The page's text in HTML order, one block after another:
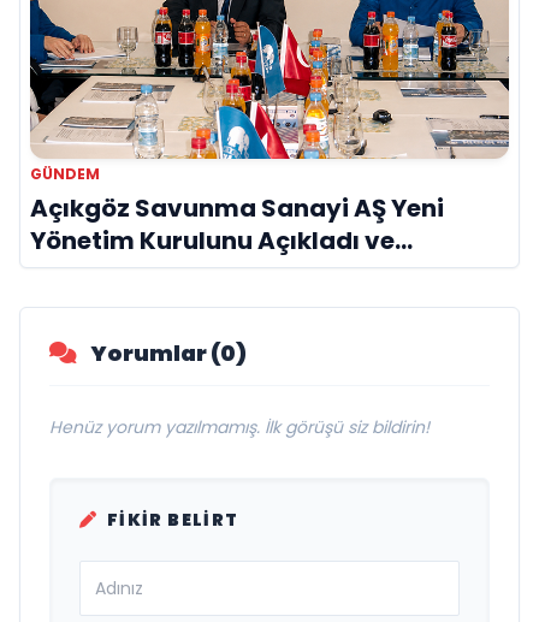
GÜNDEM
Açıkgöz Savunma Sanayi AŞ Yeni
Yönetim Kurulunu Açıkladı ve
Savunma Sanayinde Küresel Vizyon
Vurgusu
Yorumlar (0)
Henüz yorum yazılmamış. İlk görüşü siz bildirin!
FIKIR BELIRT